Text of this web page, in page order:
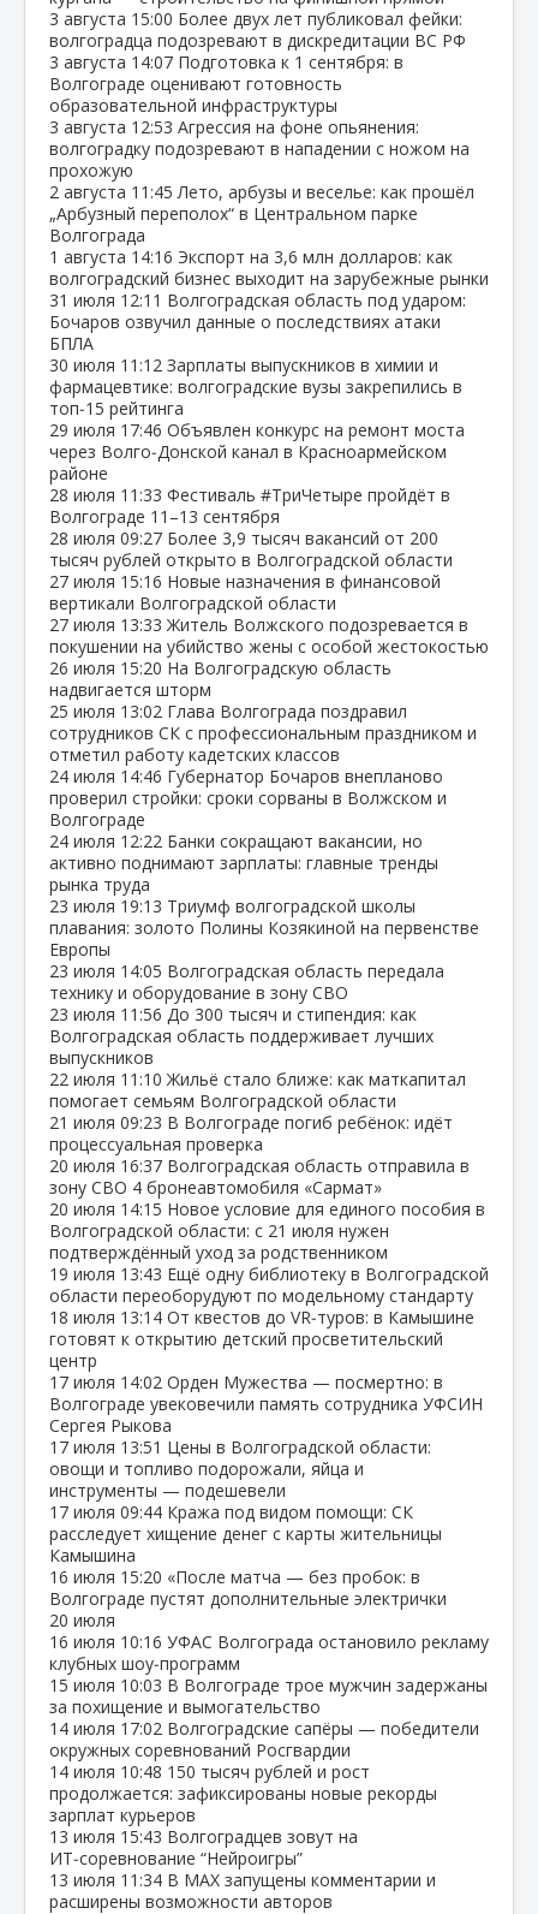
3 августа 15:00 Более двух лет публиковал фейки:
волгоградца подозревают в дискредитации ВС РФ
3 августа 14:07 Подготовка к 1 сентября: в
Волгограде оценивают готовность
образовательной инфраструктуры
3 августа 12:53 Агрессия на фоне опьянения:
волгоградку подозревают в нападении с ножом на
прохожую
2 августа 11:45 Лето, арбузы и веселье: как прошёл
„Арбузный переполох“ в Центральном парке
Волгограда
1 августа 14:16 Экспорт на 3,6 млн долларов: как
волгоградский бизнес выходит на зарубежные рынки
31 июля 12:11 Волгоградская область под ударом:
Бочаров озвучил данные о последствиях атаки
БПЛА
30 июля 11:12 Зарплаты выпускников в химии и
фармацевтике: волгоградские вузы закрепились в
топ‑15 рейтинга
29 июля 17:46 Объявлен конкурс на ремонт моста
через Волго‑Донской канал в Красноармейском
районе
28 июля 11:33 Фестиваль #ТриЧетыре пройдёт в
Волгограде 11–13 сентября
28 июля 09:27 Более 3,9 тысяч вакансий от 200
тысяч рублей открыто в Волгоградской области
27 июля 15:16 Новые назначения в финансовой
вертикали Волгоградской области
27 июля 13:33 Житель Волжского подозревается в
покушении на убийство жены с особой жестокостью
26 июля 15:20 На Волгоградскую область
надвигается шторм
25 июля 13:02 Глава Волгограда поздравил
сотрудников СК с профессиональным праздником и
отметил работу кадетских классов
24 июля 14:46 Губернатор Бочаров внепланово
проверил стройки: сроки сорваны в Волжском и
Волгограде
24 июля 12:22 Банки сокращают вакансии, но
активно поднимают зарплаты: главные тренды
рынка труда
23 июля 19:13 Триумф волгоградской школы
плавания: золото Полины Козякиной на первенстве
Европы
23 июля 14:05 Волгоградская область передала
технику и оборудование в зону СВО
23 июля 11:56 До 300 тысяч и стипендия: как
Волгоградская область поддерживает лучших
выпускников
22 июля 11:10 Жильё стало ближе: как маткапитал
помогает семьям Волгоградской области
21 июля 09:23 В Волгограде погиб ребёнок: идёт
процессуальная проверка
20 июля 16:37 Волгоградская область отправила в
зону СВО 4 бронеавтомобиля «Сармат»
20 июля 14:15 Новое условие для единого пособия в
Волгоградской области: с 21 июля нужен
подтверждённый уход за родственником
19 июля 13:43 Ещё одну библиотеку в Волгоградской
области переоборудуют по модельному стандарту
18 июля 13:14 От квестов до VR‑туров: в Камышине
готовят к открытию детский просветительский
центр
17 июля 14:02 Орден Мужества — посмертно: в
Волгограде увековечили память сотрудника УФСИН
Сергея Рыкова
17 июля 13:51 Цены в Волгоградской области:
овощи и топливо подорожали, яйца и
инструменты — подешевели
17 июля 09:44 Кража под видом помощи: СК
расследует хищение денег с карты жительницы
Камышина
16 июля 15:20 «После матча — без пробок: в
Волгограде пустят дополнительные электрички
20 июля
16 июля 10:16 УФАС Волгограда остановило рекламу
клубных шоу‑программ
15 июля 10:03 В Волгограде трое мужчин задержаны
за похищение и вымогательство
14 июля 17:02 Волгоградские сапёры — победители
окружных соревнований Росгвардии
14 июля 10:48 150 тысяч рублей и рост
продолжается: зафиксированы новые рекорды
зарплат курьеров
13 июля 15:43 Волгоградцев зовут на
ИТ‑соревнование “Нейроигры”
13 июля 11:34 В МАХ запущены комментарии и
расширены возможности авторов